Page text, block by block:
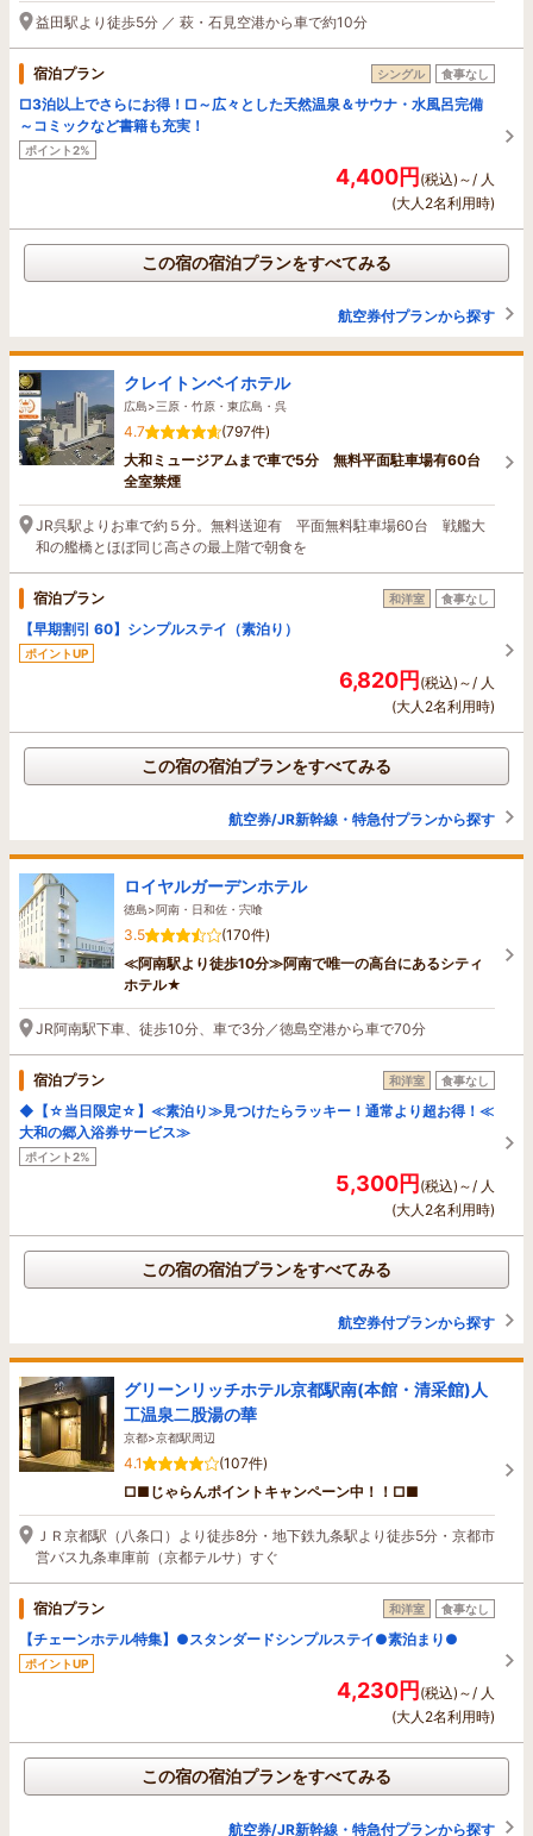
益田駅より徒歩5分 ／ 萩・石見空港から車で約10分
宿泊プラン シングル 食事なし
□3泊以上でさらにお得！□～広々とした天然温泉＆サウナ・水風呂完備
～コミックなど書籍も充実！
ポイント2%
4,400円(税込)～/ 人
(大人2名利用時)
この宿の宿泊プランをすべてみる
航空券付プランから探す
クレイトンベイホテル
広島>三原・竹原・東広島・呉
4.7
(797件)
大和ミュージアムまで車で5分 無料平面駐車場有60台
全室禁煙
JR呉駅よりお車で約５分。無料送迎有 平面無料駐車場60台 戦艦大
和の艦橋とほぼ同じ高さの最上階で朝食を
宿泊プラン 和洋室 食事なし
【早期割引 60】シンプルステイ（素泊り）
ポイントUP
6,820円(税込)～/ 人
(大人2名利用時)
この宿の宿泊プランをすべてみる
航空券/JR新幹線・特急付プランから探す
ロイヤルガーデンホテル
徳島>阿南・日和佐・宍喰
3.5
(170件)
≪阿南駅より徒歩10分≫阿南で唯一の高台にあるシティ
ホテル★
JR阿南駅下車、徒歩10分、車で3分／徳島空港から車で70分
宿泊プラン 和洋室 食事なし
◆【☆当日限定☆】≪素泊り≫見つけたらラッキー！通常より超お得！≪
大和の郷入浴券サービス≫
ポイント2%
5,300円(税込)～/ 人
(大人2名利用時)
この宿の宿泊プランをすべてみる
航空券付プランから探す
グリーンリッチホテル京都駅南(本館・清采館)人
工温泉二股湯の華
京都>京都駅周辺
4.1
(107件)
□■じゃらんポイントキャンペーン中！！□■
ＪＲ京都駅（八条口）より徒歩8分・地下鉄九条駅より徒歩5分・京都市
営バス九条車庫前（京都テルサ）すぐ
宿泊プラン 和洋室 食事なし
【チェーンホテル特集】●スタンダードシンプルステイ●素泊まり●
ポイントUP
4,230円(税込)～/ 人
(大人2名利用時)
この宿の宿泊プランをすべてみる
航空券/JR新幹線・特急付プランから探す